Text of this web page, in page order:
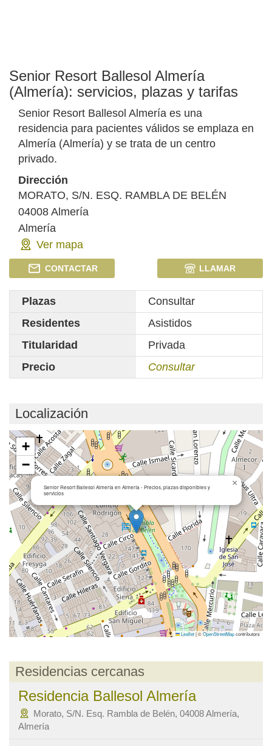
Senior Resort Ballesol Almería
(Almería): servicios, plazas y tarifas
Senior Resort Ballesol Almería es una
residencia para pacientes válidos se emplaza en
Almería (Almería) y se trata de un centro
privado.
Dirección
MORATO, S/N. ESQ. RAMBLA DE BELÉN
04008 Almería
Almería
Ver mapa
CONTACTAR LLAMAR
Plazas
Consultar
Residentes
Asistidos
Titularidad
Privada
Precio
Consultar
Localización
Cargando mapa...
Senior Resort Ballesol Almería en Almería - Precios, plazas disponibles y
servicios
×
+
−
Leaflet|©OpenStreetMapcontributors
Residencias cercanas
Residencia Ballesol Almería
Morato, S/N. Esq. Rambla de Belén, 04008 Almería,
Almería